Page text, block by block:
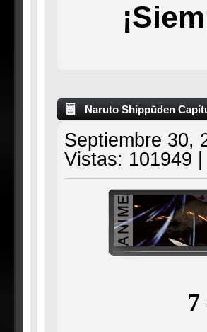
Naruto Shippūden
Septiembre 30,
Vistas: 101949